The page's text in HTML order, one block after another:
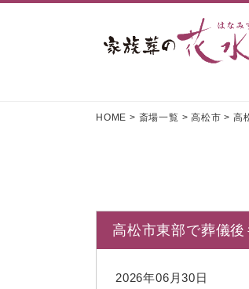
HOME > 斎場一覧 >高松市 >高
高松市東部で葬儀
2026年06月30日